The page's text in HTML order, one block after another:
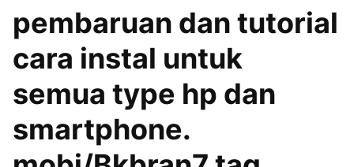
pembaruan dan tutorial
cara instal untuk
semua type hp dan
smartphone.